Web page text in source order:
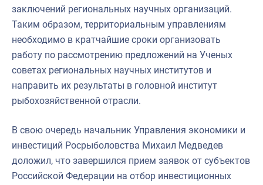
заключений региональных научных организаций.
Таким образом, территориальным управлениям
необходимо в кратчайшие сроки организовать
работу по рассмотрению предложений на Ученых
советах региональных научных институтов и
направить их результаты в головной институт
рыбохозяйственной отрасли.
В свою очередь начальник Управления экономики и
инвестиций Росрыболовства Михаил Медведев
доложил, что завершился прием заявок от субъектов
Российской Федерации на отбор инвестиционных